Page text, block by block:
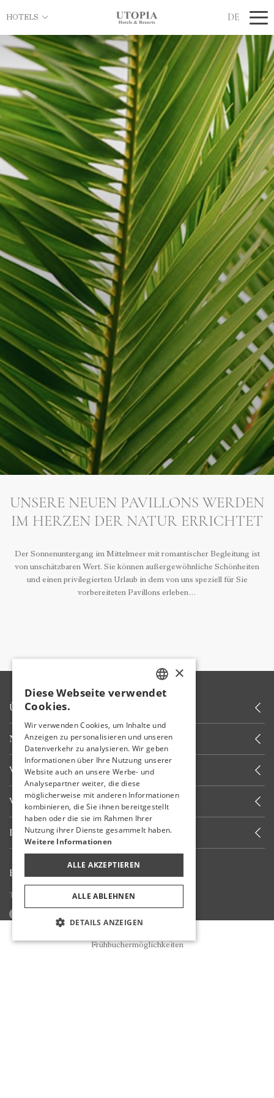
HOTELS DE
UNSERE NEUEN PAVILLONS WERDEN
IM HERZEN DER NATUR ERRICHTET
Der Sonnenuntergang im Mittelmeer mit romantischer Begleitung ist
von unschätzbaren Wert. Sie können außergewöhnliche Schönheiten
und einen privilegierten Urlaub in dem von uns speziell für Sie
vorbereiteten Pavillons erleben…
ÜBER UNS
NEUIGKEITEN
WEITERE LINKS
WIR RUFEN SIE AN
INFORMIERT WERDEN
BLEIBEN SIE BEI UNS
Teilen Sie Ihre Erfahrungen mit uns
Frühbuchermöglichkeiten
TURKISH
GERMAN
RUSSIAN
×
Diese Webseite verwendet
Cookies.
Wir verwenden Cookies, um Inhalte und
Anzeigen zu personalisieren und unseren
Datenverkehr zu analysieren. Wir geben
Informationen über Ihre Nutzung unserer
Website auch an unsere Werbe- und
Analysepartner weiter, die diese
möglicherweise mit anderen Informationen
kombinieren, die Sie ihnen bereitgestellt
haben oder die sie im Rahmen Ihrer
Nutzung ihrer Dienste gesammelt haben.
Weitere Informationen
ALLE AKZEPTIEREN
ALLE ABLEHNEN
DETAILS ANZEIGEN